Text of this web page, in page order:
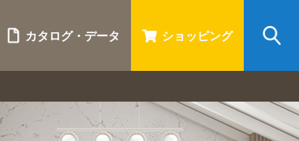
カタログ・データ ショッピング